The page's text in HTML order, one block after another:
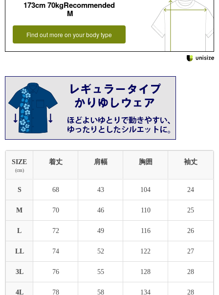
173cm 70kgRecommended
M
Find out more on your body type
SIZE
(cm)
着丈 肩幅 胸囲 袖丈
S 68 43 104 24
M 70 46 110 25
L 72 49 116 26
LL 74 52 122 27
3L 76 55 128 28
4L 78 58 134 28